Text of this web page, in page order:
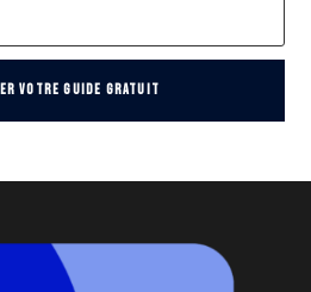
VOTRE GUIDE GRATUIT